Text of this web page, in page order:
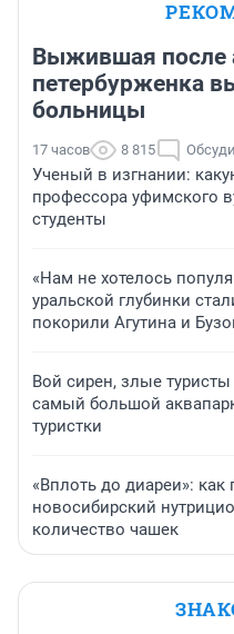
Выжившая после
петербурженка
больницы
17 часов 8 815
Ученый в изгнании:
профессора уфимского
студенты
«Нам не хотелось
уральской глубинки
покорили Агутина и
Вой сирен, злые туристы
самый большой
туристки
«Вплоть до диареи»:
новосибирский
количество чашек